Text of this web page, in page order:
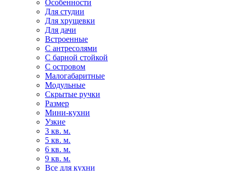
Особенности
Для студии
Для хрущевки
Для дачи
Встроенные
С антресолями
С барной стойкой
С островом
Малогабаритные
Модульные
Скрытые ручки
Размер
Мини-кухни
Узкие
3 кв. м.
5 кв. м.
6 кв. м.
9 кв. м.
Все для кухни